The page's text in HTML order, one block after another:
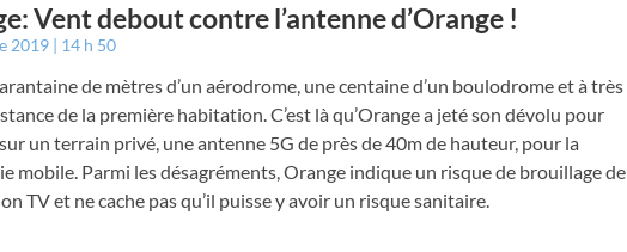
Vent debout contre l’antenne d’Orange !
2019 14 h 50
de mètres d’un aérodrome, une centaine d’un boulodrome et à très
de la première habitation. C’est là qu’Orange a jeté son dévolu pour
un terrain privé, une antenne 5G de près de 40m de hauteur, pour la
mobile. Parmi les désagréments, Orange indique un risque de brouillage de
TV et ne cache pas qu’il puisse y avoir un risque sanitaire.